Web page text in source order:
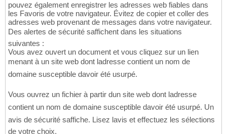
pouvez également enregistrer les adresses web fiables dans
les Favoris de votre navigateur. Évitez de copier et coller des
adresses web provenant de messages dans votre navigateur.
Des alertes de sécurité saffichent dans les situations
suivantes :
Vous avez ouvert un document et vous cliquez sur un lien
menant à un site web dont ladresse contient un nom de
domaine susceptible davoir été usurpé.
Vous ouvrez un fichier à partir dun site web dont ladresse
contient un nom de domaine susceptible davoir été usurpé. Un
avis de sécurité saffiche. Lisez lavis et effectuez les sélections
de votre choix.